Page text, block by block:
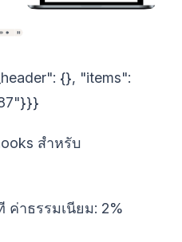
{}, "items":
สำหรับ
ค่าธรรมเนียม: 2%